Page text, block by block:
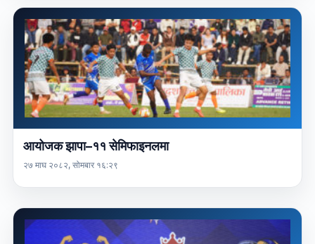
आयोजक झापा–११ सेमिफाइनलमा
२७ माघ २०८२, सोमबार १६:२९